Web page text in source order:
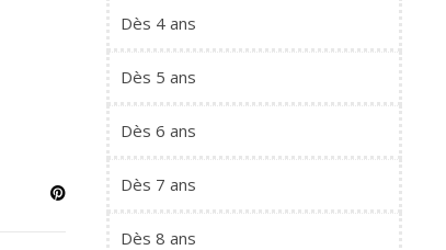
Dès 4 ans
Dès 5 ans
Dès 6 ans
Dès 7 ans
Dès 8 ans